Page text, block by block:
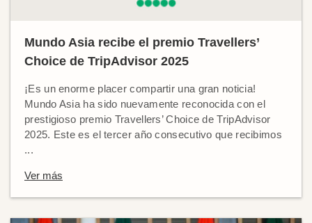
Mundo Asia recibe el premio Travellers’
Choice de TripAdvisor 2025
¡Es un enorme placer compartir una gran noticia!
Mundo Asia ha sido nuevamente reconocida con el
prestigioso premio Travellers’ Choice de TripAdvisor
2025. Este es el tercer año consecutivo que recibimos
...
Ver más